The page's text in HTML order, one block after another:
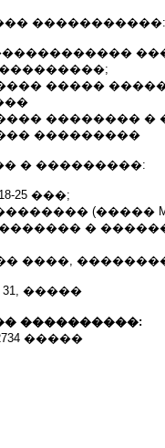
�����������:
�����
��������
���������
� ���������:
25 ���;
(�����
�
����,
31, �����
����������:
�����